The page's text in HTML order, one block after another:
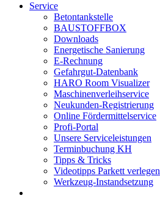
Service
Betontankstelle
BAUSTOFFBOX
Downloads
Energetische Sanierung
E-Rechnung
Gefahrgut-Datenbank
HARO Room Visualizer
Maschinenverleihservice
Neukunden-Registrierung
Online Fördermittelservice
Profi-Portal
Unsere Serviceleistungen
Terminbuchung KH
Tipps & Tricks
Videotipps Parkett verlegen
Werkzeug-Instandsetzung